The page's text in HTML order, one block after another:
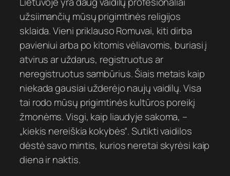
užsiimančių mūsų prigimtinės religijos
sklaida. Vieni priklauso Romuvai, kiti dirba
pavieniui arba po kitomis vėliavomis, buriasi į
atvirus ar uždarus, registruotus ar
neregistruotus sambūrius. Šiais metais kaip
niekada gausiai užderėjo naujų vaidilų. Visa
tai rodo mūsų prigimtinės kultūros poreikį
žmonėms. Visgi, kaip liaudyje sakoma, –
„kiekis nereiškia kokybės“. Sutikti vaidilos
dėstė savo mintis, kurios neretai skyrėsi kaip
diena ir naktis.